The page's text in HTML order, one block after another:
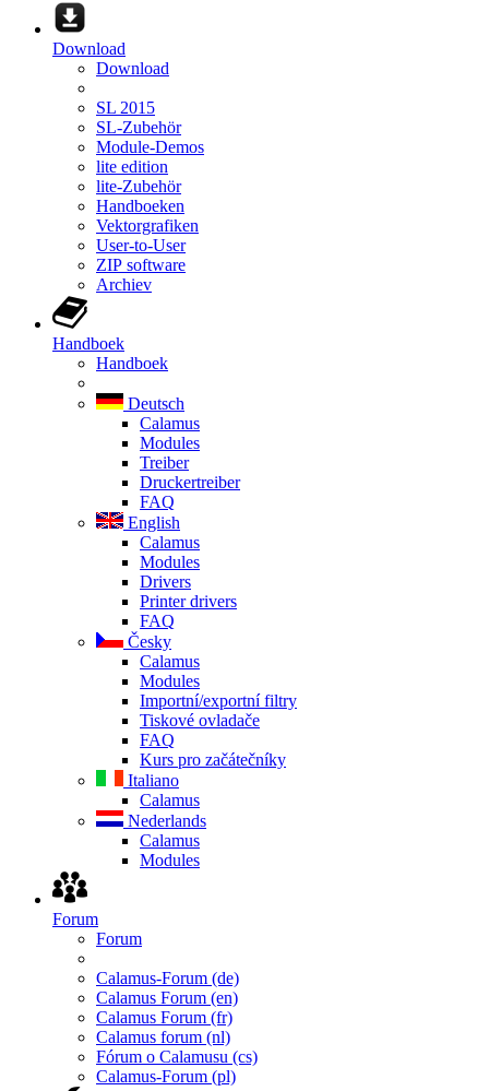
Download
Download
SL 2015
SL-Zubehör
Module-Demos
lite edition
lite-Zubehör
Handboeken
Vektorgrafiken
User-to-User
ZIP software
Archiev
Handboek
Handboek
Deutsch
Calamus
Modules
Treiber
Druckertreiber
FAQ
English
Calamus
Modules
Drivers
Printer drivers
FAQ
Česky
Calamus
Modules
Importní/exportní filtry
Tiskové ovladače
FAQ
Kurs pro začátečníky
Italiano
Calamus
Nederlands
Calamus
Modules
Forum
Forum
Calamus-Forum (de)
Calamus Forum (en)
Calamus Forum (fr)
Calamus forum (nl)
Fórum o Calamusu (cs)
Calamus-Forum (pl)